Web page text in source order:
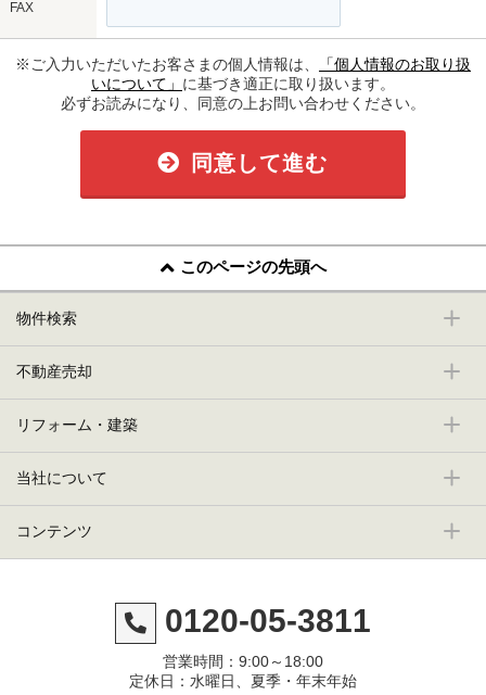
FAX
※ご入力いただいたお客さまの個人情報は、
「個人情報のお取り扱
いについて」 に基づき適正に取り扱います。
必ずお読みになり、同意の上お問い合わせください。
同意して進む
このページの先頭へ
物件検索
不動産売却
リフォーム・建築
当社について
コンテンツ
0120-05-3811
営業時間：9:00～18:00
定休日：水曜日、夏季・年末年始